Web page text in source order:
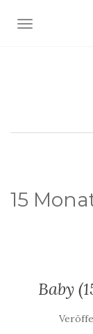
SCHALTE
15
Baby